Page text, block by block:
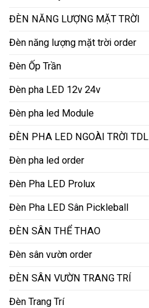
ĐÈN NĂNG LƯỢNG MẶT TRỜI
Đèn năng lượng mặt trời order
Đèn Ốp Trần
Đèn pha LED 12v 24v
Đèn pha led Module
ĐÈN PHA LED NGOÀI TRỜI TDL
Đèn pha led order
Đèn Pha LED Prolux
Đèn Pha LED Sân Pickleball
ĐÈN SÂN THỂ THAO
Đèn sân vườn order
ĐÈN SÂN VƯỜN TRANG TRÍ
Đèn Trang Trí